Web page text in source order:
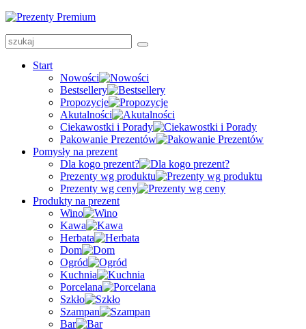
Start
Nowości
Bestsellery
Propozycje
Akutalności
Ciekawostki i Porady
Pakowanie Prezentów
Pomysły na prezent
Dla kogo prezent?
Prezenty wg produktu
Prezenty wg ceny
Produkty na prezent
Wino
Kawa
Herbata
Dom
Ogród
Kuchnia
Porcelana
Szkło
Szampan
Bar